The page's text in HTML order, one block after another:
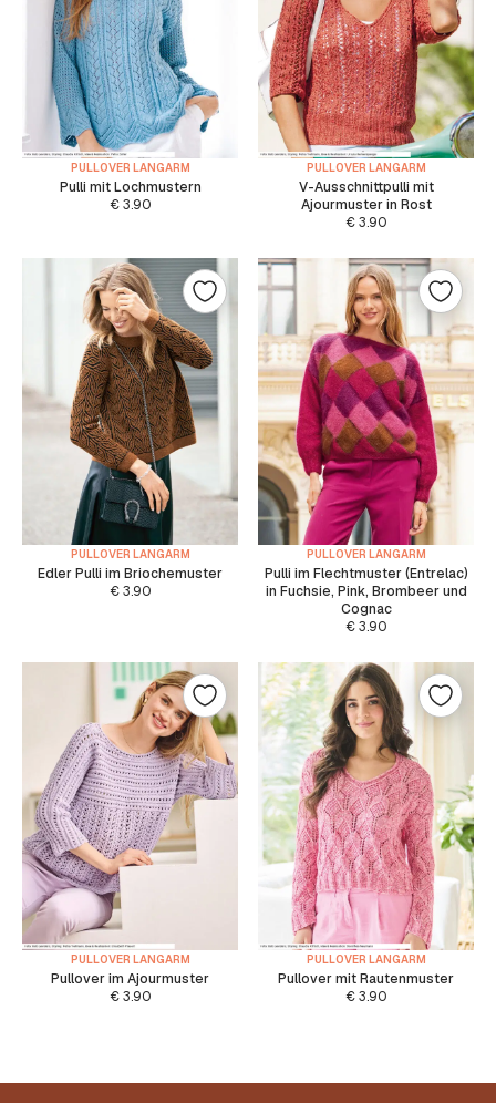
PULLOVER LANGARM
Pulli mit Lochmustern
€3.90
PULLOVER LANGARM
V-Ausschnittpulli mit
Ajourmuster in Rost
€3.90
PULLOVER LANGARM
Edler Pulli im Briochemuster
€3.90
PULLOVER LANGARM
Pulli im Flechtmuster (Entrelac)
in Fuchsie, Pink, Brombeer und
Cognac
€3.90
PULLOVER LANGARM
Pullover im Ajourmuster
€3.90
PULLOVER LANGARM
Pullover mit Rautenmuster
€3.90